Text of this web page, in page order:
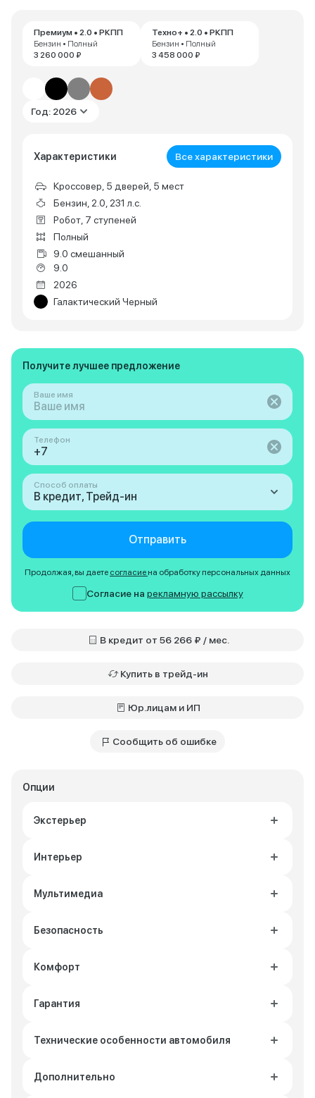
Премиум • 2.0 • РКПП
Бензин • Полный
3 260 000 ₽
Техно+ • 2.0 • РКПП
Бензин • Полный
3 458 000 ₽
Год: 2026
Характеристики Все характеристики
Кроссовер, 5 дверей, 5 мест
Бензин, 2.0, 231 л.с.
Робот, 7 ступеней
Полный
9.0 смешанный
9.0
2026
Галактический Черный
Опции
Экстерьер
Интерьер
Мультимедиа
Безопасность
Комфорт
Гарантия
Технические особенности автомобиля
Дополнительно
Получите лучшее предложение
Ваше имя
Телефон
Способ оплаты
В кредит, Трейд-ин
Отправить
Продолжая, вы даете согласие на обработку персональных данных
Согласие на рекламную рассылку
В кредит от 56 266 ₽ / мес.
Купить в трейд-ин
Юр.лицам и ИП
Сообщить об ошибке